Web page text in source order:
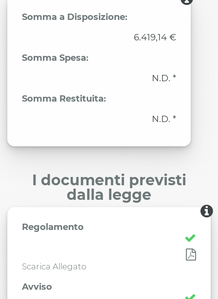
Somma a Disposizione:
6.419,14 €
Somma Spesa:
N.D. *
Somma Restituita:
N.D. *
I documenti previsti
dalla legge
Regolamento
Scarica Allegato
Avviso